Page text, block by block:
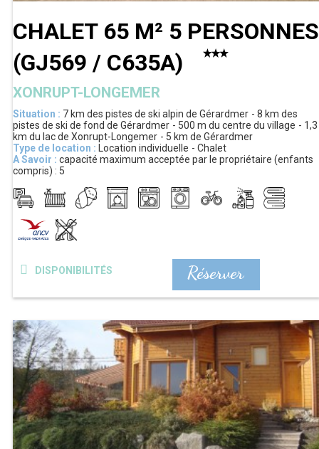
CHALET 65 M² 5 PERSONNES
(GJ569 / C635A)
XONRUPT-LONGEMER
Situation : 7 km des pistes de ski alpin de Gérardmer 8 km des
pistes de ski de fond de Gérardmer
500 m du centre du village
1,3
km du lac de Xonrupt-Longemer 5 km de Gérardmer
Type de location : Location individuelle
Chalet
A Savoir : capacité maximum acceptée par le propriétaire (enfants
compris) : 5
Réserver
DISPONIBILITÉS